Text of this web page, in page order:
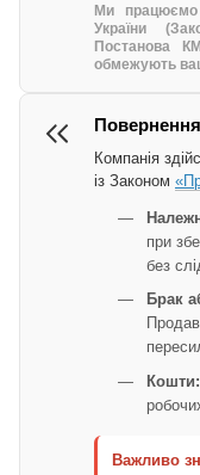
Ми працюємо
України
Постанова
обмежують
Компанія
із Законом
при
без
Брак
Кошти:
Важливо